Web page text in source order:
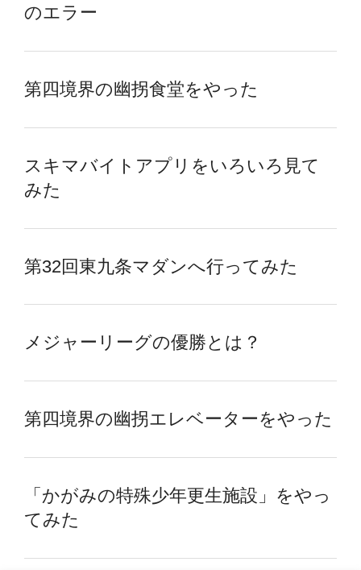
のエラー
第四境界の幽拐食堂をやった
スキマバイトアプリをいろいろ見て
みた
第32回東九条マダンへ行ってみた
メジャーリーグの優勝とは？
第四境界の幽拐エレベーターをやった
「かがみの特殊少年更生施設」をやっ
てみた